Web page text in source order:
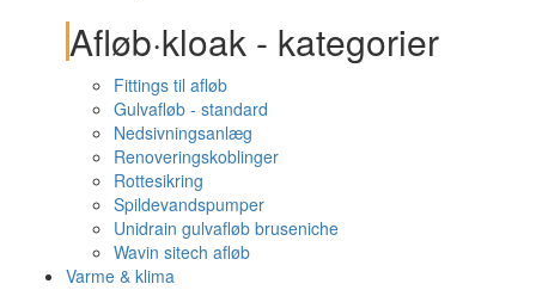
Afløb·kloak - kategorier
Fittings til afløb
Gulvafløb - standard
Nedsivningsanlæg
Renoveringskoblinger
Rottesikring
Spildevandspumper
Unidrain gulvafløb bruseniche
Wavin sitech afløb
Varme & klima